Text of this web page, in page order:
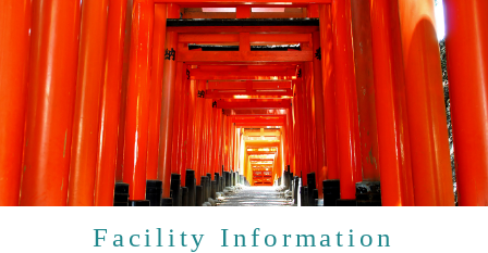
Facility Information